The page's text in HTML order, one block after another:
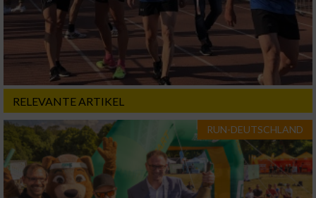
RELEVANTE ARTIKEL
RUN-DEUTSCHLAND
Analyse von Zielgruppen durch Statistiken
oder Kombinationen von Daten aus
verschiedenen Quellen
Entwicklung und Verbesserung der Angebote
Verwendung reduzierter Daten zur Auswahl
von Inhalten
IAB-Besonderheiten:
Verwendung genauer Standortdaten